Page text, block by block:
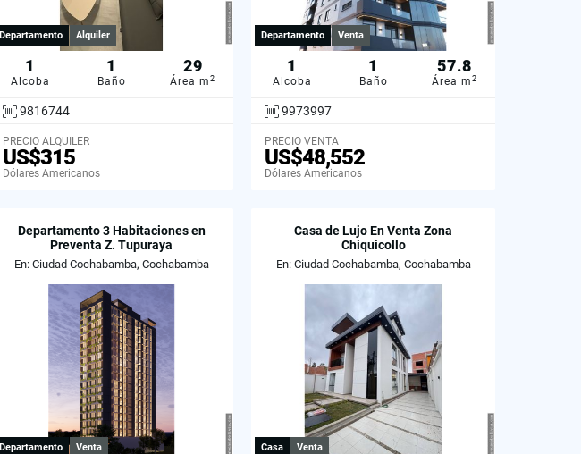
Departamento Alquiler
1
Alcoba
1
Baño
29
Área m 2
9816744
PRECIO ALQUILER
US$315
Dólares Americanos
Departamento Venta
1
Alcoba
1
Baño
57.8
Área m 2
9973997
PRECIO VENTA
US$48,552
Dólares Americanos
Departamento 3 Habitaciones en
Preventa Z. Tupuraya
En: Ciudad Cochabamba, Cochabamba
Departamento Venta
Casa de Lujo En Venta Zona
Chiquicollo
En: Ciudad Cochabamba, Cochabamba
Casa Venta